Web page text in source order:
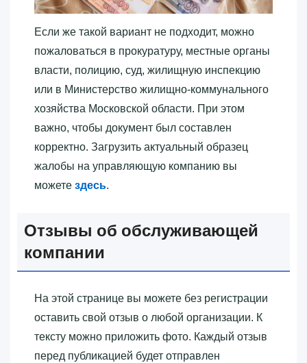
Если же такой вариант не подходит, можно
пожаловаться в прокуратуру, местные органы
власти, полицию, суд, жилищную инспекцию
или в Министерство жилищно-коммунального
хозяйства Московской области. При этом
важно, чтобы документ был составлен
корректно. Загрузить актуальный образец
жалобы на управляющую компанию вы
можете здесь.
Отзывы об обслуживающей
компании
На этой странице вы можете без регистрации
оставить свой отзыв о любой организации. К
тексту можно приложить фото. Каждый отзыв
перед публикацией будет отправлен